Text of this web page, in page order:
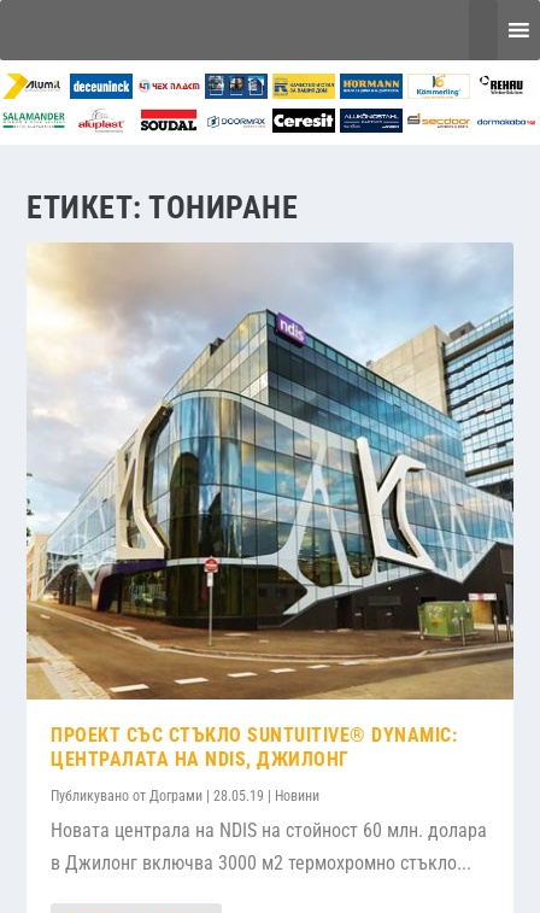
ЕТИКЕТ:ТОНИРАНЕ
ПРОЕКТ СЪС СТЪКЛО SUNTUITIVE® DYNAMIC:
ЦЕНТРАЛАТА НА NDIS, ДЖИЛОНГ
Публикувано от Дограми |28.05.19 | Новини
Новата централа на NDIS на стойност 60 млн. долара
в Джилонг включва 3000 м2 термохромно стъкло...